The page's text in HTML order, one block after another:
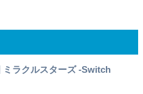
ミラクルスターズ -Switch